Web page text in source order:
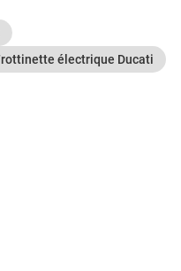
électrique Ducati